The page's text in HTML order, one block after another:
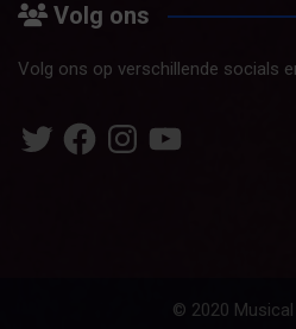
Volg ons
Volg ons op verschillende socials
TwitterFacebookInstagram
YouTube
© 2020